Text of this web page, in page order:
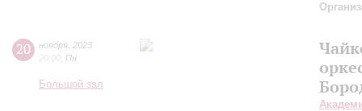
20 ноября 2023
20:00 Пн
Большой зал